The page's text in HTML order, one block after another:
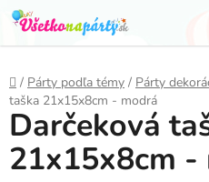
Prejsť
na
obsah
Domov
/ Párty podľa témy / Párty
taška 21x15x8cm - modrá
Darčeková
21x15x8cm -